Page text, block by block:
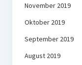
November 2019
Oktober 2019
September 2019
August 2019